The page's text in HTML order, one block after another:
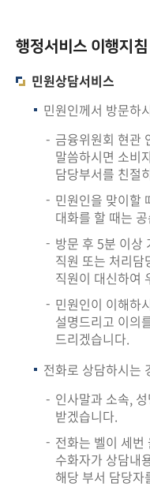
극
행정서비스 이행지침
민원상담서비스
민원인께서 방문하
금융위원회 현관
말씀하시면 소비
담당부서를 친절
민원인을 맞이할
대화를 할 때는
방문 후 5분 이상
직원 또는 처리담
직원이 대신하여
민원인이 이해하
설명드리고 이의
드리겠습니다.
전화로 상담하시는
인사말과 소속,
받겠습니다.
전화는 벨이 세번
수화자가 상담내
해당 부서 담당자